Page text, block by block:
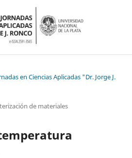
en Ciencias Aplicadas "Dr. Jorge J.
de materiales